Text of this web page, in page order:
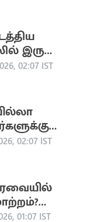
இரு
வீரர்கள்
02:07 IST
02:07 IST
தவெக
01:07 IST